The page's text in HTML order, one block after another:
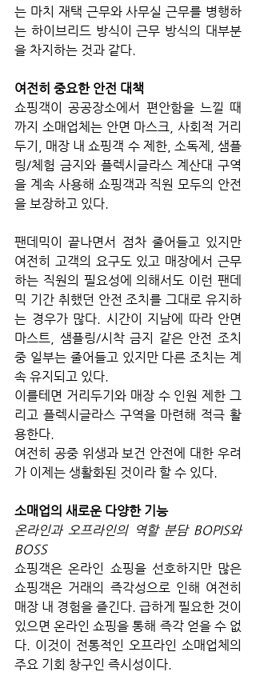
는 마치 재택 근무와 사무실 근무를 병행하
는 하이브리드 방식이 근무 방식의 대부분
을 차지하는 것과 같다.
여전히 중요한 안전 대책
쇼핑객이 공공장소에서 편안함을 느낄 때
까지 소매업체는 안면 마스크, 사회적 거리
두기, 매장 내 쇼핑객 수 제한, 소독제, 샘플
링/체험 금지와 플렉시글라스 계산대 구역
을 계속 사용해 쇼핑객과 직원 모두의 안전
을 보장하고 있다.
팬데믹이 끝나면서 점차 줄어들고 있지만
여전히 고객의 요구도 있고 매장에서 근무
하는 직원의 필요성에 의해서도 이런 팬데
믹 기간 취했던 안전 조치를 그대로 유지하
는 경우가 많다. 시간이 지남에 따라 안면
마스트, 샘플링/시착 금지 같은 안전 조치
중 일부는 줄어들고 있지만 다른 조치는 계
속 유지되고 있다.
이를테면 거리두기와 매장 수 인원 제한 그
리고 플렉시글라스 구역을 마련해 적극 활
용한다.
여전히 공중 위생과 보건 안전에 대한 우려
가 이제는 생활화된 것이라 할 수 있다.
소매업의 새로운 다양한 기능
온라인과 오프라인의 역할 분담 BOPIS와
BOSS
쇼핑객은 온라인 쇼핑을 선호하지만 많은
쇼핑객은 거래의 즉각성으로 인해 여전히
매장 내 경험을 즐긴다. 급하게 필요한 것이
있으면 온라인 쇼핑을 통해 즉각 얻을 수 없
다. 이것이 전통적인 오프라인 소매업체의
주요 기회 창구인 즉시성이다.